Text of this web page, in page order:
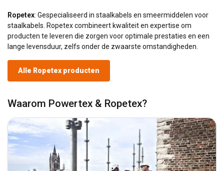
Ropetex: Gespecialiseerd in staalkabels en smeermiddelen voor
staalkabels. Ropetex combineert kwaliteit en expertise om
producten te leveren die zorgen voor optimale prestaties en een
lange levensduur, zelfs onder de zwaarste omstandigheden.
Alle Ropetex producten
Waarom Powertex & Ropetex?